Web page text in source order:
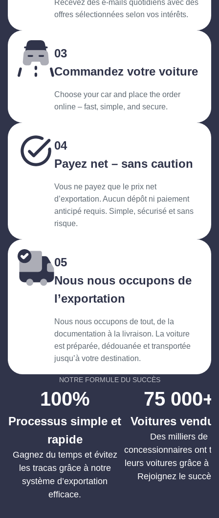
Recevez des e-mails quotidiens avec des
offres sélectionnées selon vos intérêts.
03
Commandez votre voiture
Choose your car and place the order
online – fast, simple, and secure.
04
Payez net – sans caution
Vous ne payez que le prix net
d’exportation. Aucun dépôt ni paiement
anticipé requis. Simple, sécurisé et sans
risque.
05
Nous nous occupons de
l’exportation
Nous nous occupons de tout, de la
documentation à la livraison. La voiture
est préparée, dédouanée et transportée
jusqu’à votre destination.
NOTRE FORMULE DU SUCCÈS
100%
Processus simple et
rapide
Gagnez du temps et évitez
les tracas grâce à notre
système d’exportation
efficace.
75 000+
Voitures
Des milliers de
concessionnaires ont
leurs voitures grâce à
Rejoignez le succès